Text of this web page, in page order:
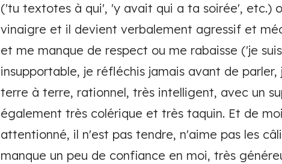
('tu textotes à qui', 'y avait qui a ta soirée', etc.)
vinaigre et il devient verbalement agressif et
et me manque de respect ou me rabaisse ('je
insupportable, je réfléchis jamais avant de
terre à terre, rationnel, très intelligent, avec un
également très colérique et très taquin. Et de
attentionné, il n'est pas tendre, n'aime pas les
manque un peu de confiance en moi, très